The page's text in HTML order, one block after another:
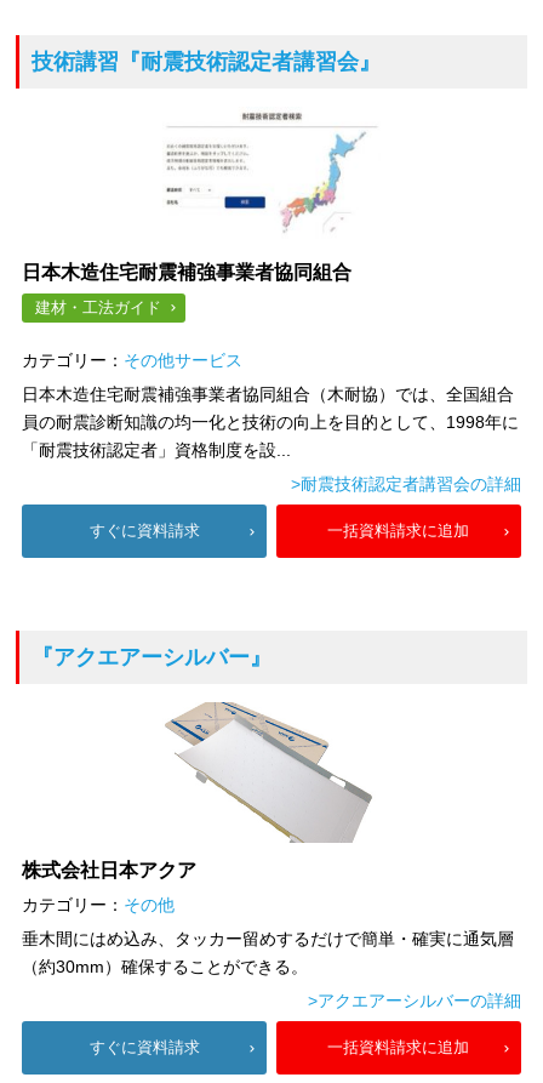
技術講習 『耐震技術認定者講習会』
日本木造住宅耐震補強事業者協同組合
建材・工法ガイド
カテゴリー： その他サービス
日本木造住宅耐震補強事業者協同組合（木耐協）では、全国組合
員の耐震診断知識の均一化と技術の向上を目的として、1998年に
「耐震技術認定者」資格制度を設...
>耐震技術認定者講習会の詳細
すぐに資料請求 一括資料請求に追加
『アクエアーシルバー』
株式会社日本アクア
カテゴリー： その他
垂木間にはめ込み、タッカー留めするだけで簡単・確実に通気層
（約30mm）確保することができる。
>アクエアーシルバーの詳細
すぐに資料請求 一括資料請求に追加